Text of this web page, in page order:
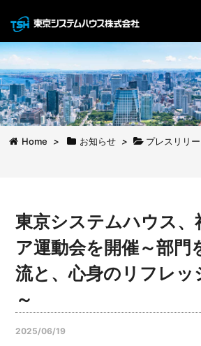
Home > お知らせ > プレスリリー
東京システムハウス、
ア運動会を開催～部門
流と、心身のリフレッ
～
2025/06/19